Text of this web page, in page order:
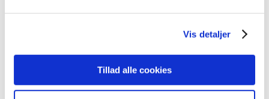
Vis detaljer
Tillad alle cookies
veterinære lægemidler med propofol
|16. juli 2020|
Det er igen muligt at skaffe markedsførte veterinære
lægemidler med propofol 10mg/ml injektionsvæske,